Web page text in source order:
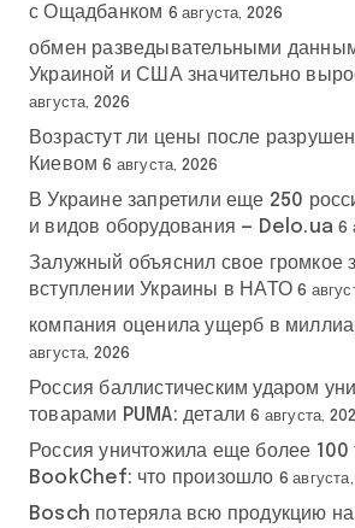
с Ощадбанком 6 августа, 2026
обмен разведывательными
Украиной и США значительно
августа, 2026
Возрастут ли цены после
Киевом 6 августа, 2026
В Украине запретили еще 250
и видов оборудования — Delo.ua 6
Залужный объяснил свое громкое
вступлении Украины в НАТО 6
компания оценила ущерб в
августа, 2026
Россия баллистическим ударом
товарами PUMA: детали 6 августа,
Россия уничтожила еще более 100
BookChef: что произошло 6
Bosch потеряла всю продукцию